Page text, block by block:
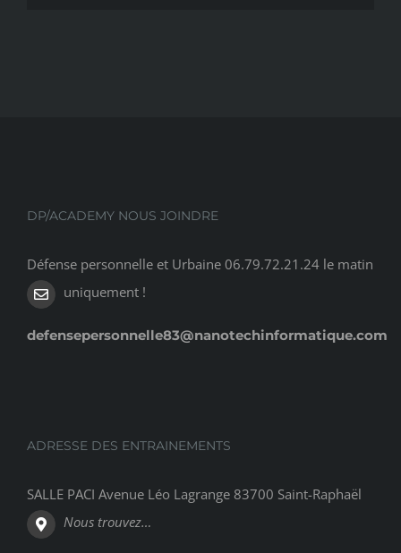
2019
DP/ACADEMY NOUS JOINDRE
Défense personnelle et Urbaine 06.79.72.21.24 le matin
uniquement !
defensepersonnelle83@nanotechinformatique.com
ADRESSE DES ENTRAINEMENTS
SALLE PACI Avenue Léo Lagrange 83700 Saint-Raphaël
Nous trouvez…